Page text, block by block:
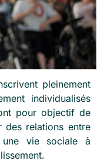
pleinement
individualisés
pour objectif de
des relations entre
vie sociale à